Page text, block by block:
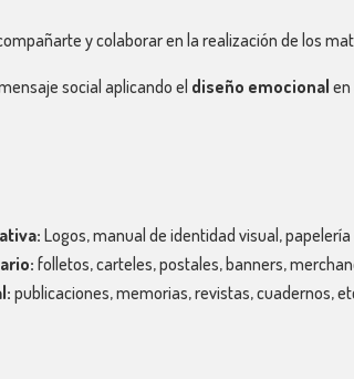
y colaborar en la realización de los
social aplicando el diseño emocional
Logos, manual de identidad visual,
folletos, carteles, postales, banners,
publicaciones, memorias, revistas, cuadernos,